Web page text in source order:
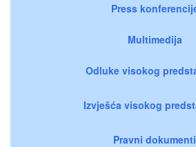
Press
Multimedija
Odluke visokog
Izvješća visokog
Pravni dokumenti